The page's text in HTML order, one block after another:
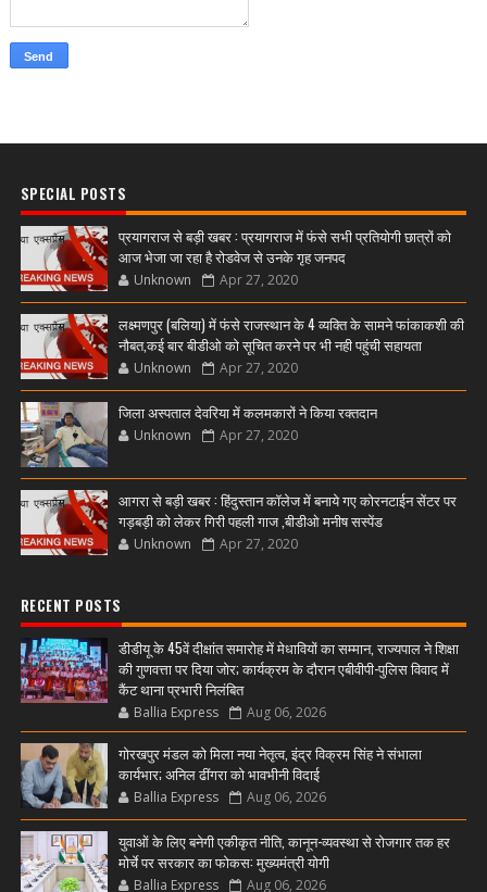
SPECIAL POSTS
प्रयागराज से बड़ी खबर : प्रयागराज में फंसे सभी प्रतियोगी छात्रों को
आज भेजा जा रहा है रोडवेज से उनके गृह जनपद
Unknown Apr 27, 2020
लक्ष्मणपुर (बलिया) में फंसे राजस्थान के 4 व्यक्ति के सामने फांकाकशी की
नौबत,कई बार बीडीओ को सूचित करने पर भी नही पहुंची सहायता
Unknown Apr 27, 2020
जिला अस्पताल देवरिया में कलमकारों ने किया रक्तदान
Unknown Apr 27, 2020
आगरा से बड़ी खबर : हिंदुस्तान कॉलेज में बनाये गए कोरनटाईन सेंटर पर
गड़बड़ी को लेकर गिरी पहली गाज ,बीडीओ मनीष सस्पेंड
Unknown Apr 27, 2020
RECENT POSTS
डीडीयू के 45वें दीक्षांत समारोह में मेधावियों का सम्मान, राज्यपाल ने शिक्षा
की गुणवत्ता पर दिया जोर; कार्यक्रम के दौरान एबीवीपी-पुलिस विवाद में
कैंट थाना प्रभारी निलंबित
Ballia Express Aug 06, 2026
गोरखपुर मंडल को मिला नया नेतृत्व, इंद्र विक्रम सिंह ने संभाला
कार्यभार; अनिल ढींगरा को भावभीनी विदाई
Ballia Express Aug 06, 2026
युवाओं के लिए बनेगी एकीकृत नीति, कानून-व्यवस्था से रोजगार तक हर
मोर्चे पर सरकार का फोकस: मुख्यमंत्री योगी
Ballia Express Aug 06, 2026